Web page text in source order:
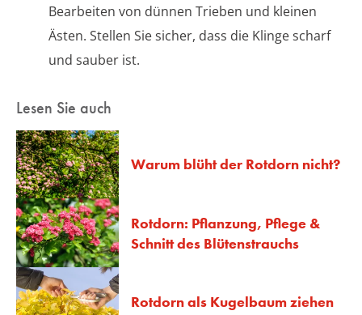
Bearbeiten von dünnen Trieben und kleinen
Ästen. Stellen Sie sicher, dass die Klinge scharf
und sauber ist.
Lesen Sie auch
Warum blüht der Rotdorn nicht?
Rotdorn: Pflanzung, Pflege &
Schnitt des Blütenstrauchs
Rotdorn als Kugelbaum ziehen